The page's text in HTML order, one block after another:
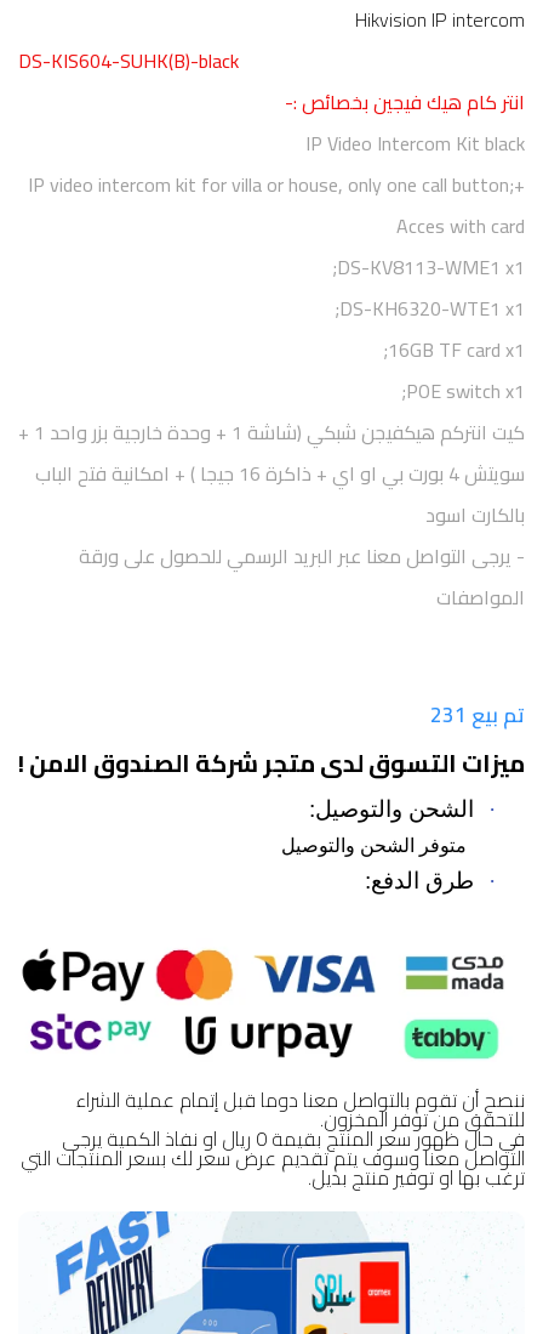
Hikvision IP intercom
DS-KIS604-SUHK(B)-black
انتر كام هيك فيجين بخصائص :-
IP Video Intercom Kit black
IP video intercom kit for villa or house, only one call button;+
Acces with card
DS-KV8113-WME1 x1;
DS-KH6320-WTE1 x1;
16GB TF card x1;
POE switch x1;
كيت انتركم هيكفيجن شبكي (شاشة 1 + وحدة خارجية بزر واحد 1 +
سويتش 4 بورت بي او اي + ذاكرة 16 جيجا ) + امكانية فتح الباب
بالكارت اسود
- يرجى التواصل معنا عبر البريد الرسمي للحصول على ورقة
المواصفات
تم بيع 231
ميزات التسوق لدى متجر شركة الصندوق الامن !
· الشحن والتوصيل:
متوفر الشحن والتوصيل
· طرق الدفع:
ننصح أن تقوم بالتواصل معنا دوما قبل إتمام عملية الشراء
للتحقق من توفر المخزون.
في حال ظهور سعر المنتج بقيمة 0 ريال او نفاذ الكمية يرجى
التواصل معنا وسوف يتم تقديم عرض سعر لك بسعر المنتجات التي
ترغب بها او توفير منتج بديل.